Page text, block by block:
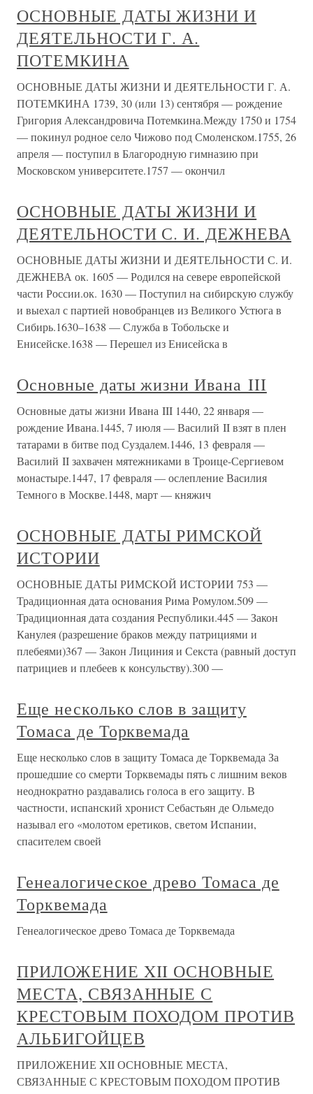
ОСНОВНЫЕ ДАТЫ ЖИЗНИ И
ДЕЯТЕЛЬНОСТИ Г. А.
ПОТЕМКИНА
ОСНОВНЫЕ ДАТЫ ЖИЗНИ И ДЕЯТЕЛЬНОСТИ Г. А.
ПОТЕМКИНА 1739, 30 (или 13) сентября — рождение
Григория Александровича Потемкина.Между 1750 и 1754
— покинул родное село Чижово под Смоленском.1755, 26
апреля — поступил в Благородную гимназию при
Московском университете.1757 — окончил
ОСНОВНЫЕ ДАТЫ ЖИЗНИ И
ДЕЯТЕЛЬНОСТИ С. И. ДЕЖНЕВА
ОСНОВНЫЕ ДАТЫ ЖИЗНИ И ДЕЯТЕЛЬНОСТИ С. И.
ДЕЖНЕВА ок. 1605 — Родился на севере европейской
части России.ок. 1630 — Поступил на сибирскую службу
и выехал с партией новобранцев из Великого Устюга в
Сибирь.1630–1638 — Служба в Тобольске и
Енисейске.1638 — Перешел из Енисейска в
Основные даты жизни Ивана III
Основные даты жизни Ивана III 1440, 22 января —
рождение Ивана.1445, 7 июля — Василий II взят в плен
татарами в битве под Суздалем.1446, 13 февраля —
Василий II захвачен мятежниками в Троице-Сергиевом
монастыре.1447, 17 февраля — ослепление Василия
Темного в Москве.1448, март — княжич
ОСНОВНЫЕ ДАТЫ РИМСКОЙ
ИСТОРИИ
ОСНОВНЫЕ ДАТЫ РИМСКОЙ ИСТОРИИ 753 —
Традиционная дата основания Рима Ромулом.509 —
Традиционная дата создания Республики.445 — Закон
Канулея (разрешение браков между патрициями и
плебеями)367 — Закон Лициния и Секста (равный доступ
патрициев и плебеев к консульству).300 —
Еще несколько слов в защиту
Томаса де Торквемада
Еще несколько слов в защиту Томаса де Торквемада За
прошедшие со смерти Торквемады пять с лишним веков
неоднократно раздавались голоса в его защиту. В
частности, испанский хронист Себастьян де Ольмедо
называл его «молотом еретиков, светом Испании,
спасителем своей
Генеалогическое древо Томаса де
Торквемада
Генеалогическое древо Томаса де Торквемада
ПРИЛОЖЕНИЕ XII ОСНОВНЫЕ
МЕСТА, СВЯЗАННЫЕ С
КРЕСТОВЫМ ПОХОДОМ ПРОТИВ
АЛЬБИГОЙЦЕВ
ПРИЛОЖЕНИЕ XII ОСНОВНЫЕ МЕСТА,
СВЯЗАННЫЕ С КРЕСТОВЫМ ПОХОДОМ ПРОТИВ